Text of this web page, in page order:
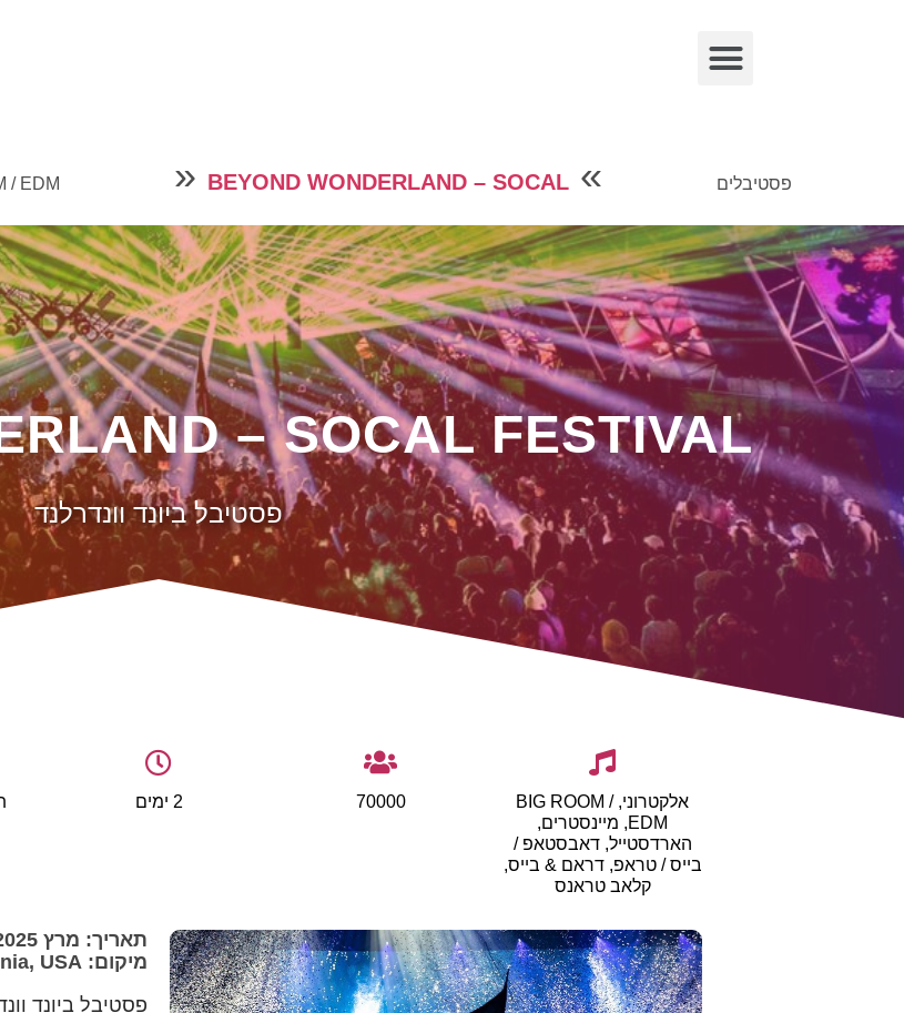
פסטיבלים »
/ EDM » BEYOND WONDERLAND – SOCAL
– SOCAL FESTIVAL
פסטיבל ביונד וונדרלנד
אלקטרוני, BIG ROOM /
EDM, מיינסטרים,
הארדסטייל, דאבסטאפ /
בייס / טראפ, דראם & בייס,
קלאב טראנס
70000 2 ימים
תאריך: מרץ 2025
מיקום: San Bernardino, California, USA